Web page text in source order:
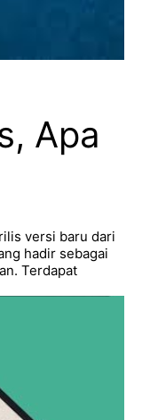
Apa
versi baru dari
hadir sebagai